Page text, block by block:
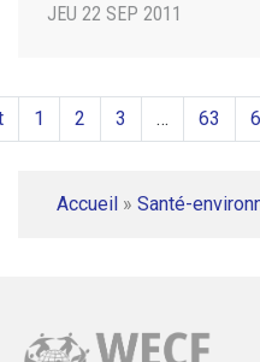
JEU 22 SEP 2011
1 2 3 … 63
Accueil » Santé-